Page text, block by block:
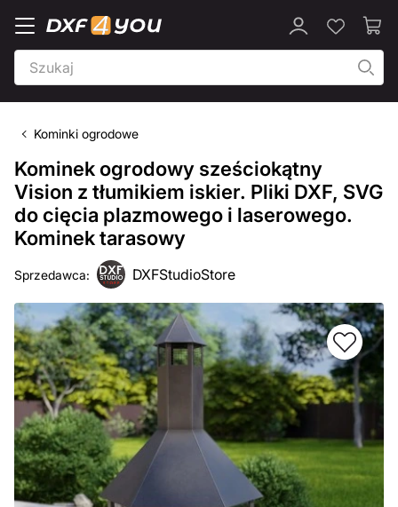
Kominki ogrodowe
Kominek ogrodowy sześciokątny
Vision z tłumikiem iskier. Pliki DXF, SVG
do cięcia plazmowego i laserowego.
Kominek tarasowy
Sprzedawca: DXFStudioStore